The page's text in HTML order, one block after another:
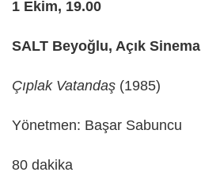
1 Ekim, 19.00
SALT Beyoğlu, Açık Sinema
Çıplak Vatandaş (1985)
Yönetmen: Başar Sabuncu
80 dakika